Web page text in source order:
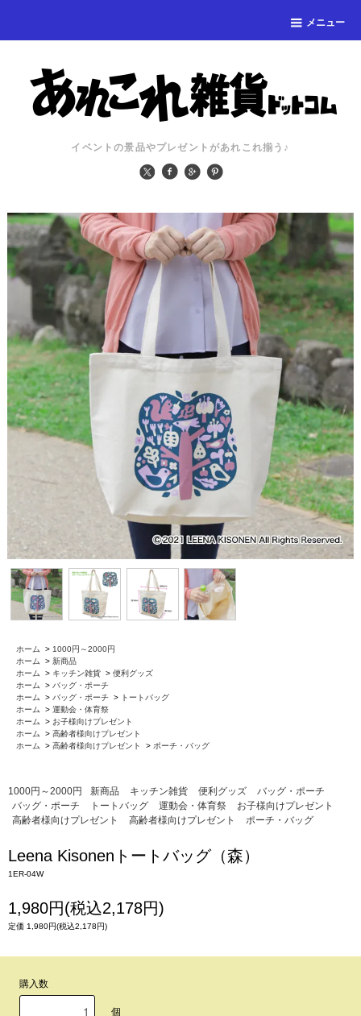
メニュー
イベントの景品やプレゼントがあれこれ揃う♪
ホーム > 1000円～2000円
ホーム
> 新商品
ホーム
> キッチン雑貨 > 便利グッズ
ホーム
> バッグ・ポーチ
ホーム
> バッグ・ポーチ >
トートバッグ
ホーム
> 運動会・体育祭
ホーム
> お子様向けプレゼント
ホーム
> 高齢者様向けプレゼント
ホーム
> 高齢者様向けプレゼント > ポーチ・バッグ
1000円～2000円 新商品 キッチン雑貨 便利グッズ
バッグ・ポーチ
バッグ・ポーチ
トートバッグ 運動会・体育祭
お子様向けプレゼント
高齢者様向けプレゼント
高齢者様向けプレゼント ポーチ・バッグ
Leena Kisonenトートバッグ（森）
1ER-04W
1,980円(税込2,178円)
定価 1,980円(税込2,178円)
購入数
個